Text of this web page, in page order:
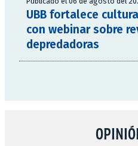
UBB fortalece
con webinar sobre
depredadoras